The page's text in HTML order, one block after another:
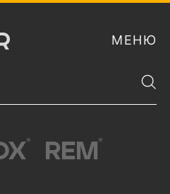
МЕНЮ
® REM ®